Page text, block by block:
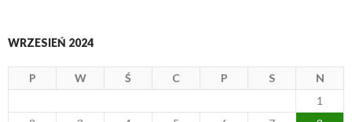
WRZESIEŃ 2024
P W Ś C P S N
1